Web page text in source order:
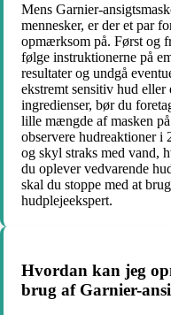
Mens Garnier-
mennesker, er der et par
opmærksom på. Først og
følge instruktionerne på
resultater og undgå
ekstremt sensitiv hud
ingredienser, bør du
lille mængde af masken
observere hudreaktioner i
og skyl straks med vand,
du oplever vedvarende
skal du stoppe med at
hudplejeekspert.
Hvordan kan jeg
brug af Garnier-